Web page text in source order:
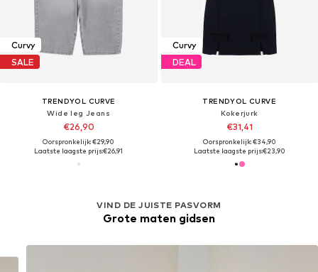
Curvy
SALE
TRENDYOL CURVE
Wide leg Jeans
€26,90
Oorspronkelijk: €29,90
Laatste laagste prijs:€26,91
Curvy
DEAL
TRENDYOL CURVE
Kokerjurk
€31,41
Oorspronkelijk: €34,90
Laatste laagste prijs:€23,90
VIND DE JUISTE PASVORM
Grote maten gidsen